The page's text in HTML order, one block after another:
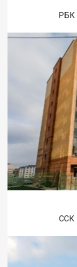
1450 метров
Базаиха с
Сеть пешеходных и
всему району. В
дорожка от
РБК
ССК